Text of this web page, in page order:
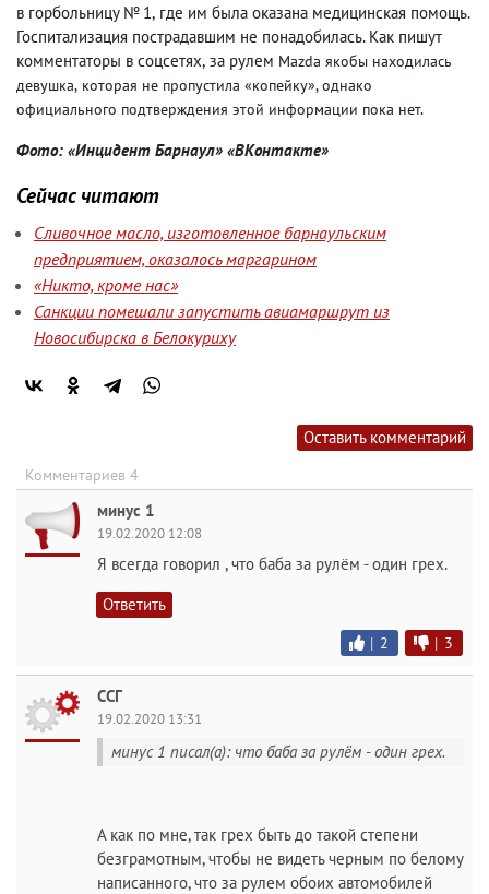
в горбольницу № 1, где им была оказана медицинская помощь.
Госпитализация пострадавшим не понадобилась. Как пишут
комментаторы в соцсетях, за рулем Mazda якобы находилась
девушка, которая не пропустила «копейку», однако
официального подтверждения этой информации пока нет.
Фото: «Инцидент Барнаул» «ВКонтакте»
Сейчас читают
Сливочное масло, изготовленное барнаульским
предприятием, оказалось маргарином
«Никто, кроме нас»
Санкции помешали запустить авиамаршрут из
Новосибирска в Белокуриху
Оставить комментарий
Комментариев 4
минус 1
19.02.2020 12:08
Я всегда говорил , что баба за рулём - один грех.
Ответить
| 2 | 3
ССГ
19.02.2020 13:31
минус 1 писал(а): что баба за рулём - один грех.
А как по мне, так грех быть до такой степени
безграмотным, чтобы не видеть черным по белому
написанного, что за рулем обоих автомобилей